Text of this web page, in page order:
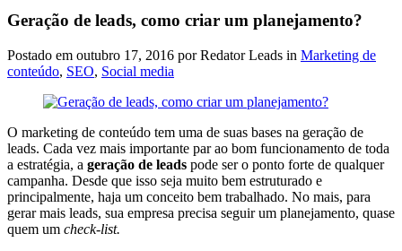
Geração de leads, como criar um planejamento?
Postado em outubro 17, 2016 por Redator Leads in Marketing de
conteúdo, SEO, Social media
O marketing de conteúdo tem uma de suas bases na geração de
leads. Cada vez mais importante par ao bom funcionamento de toda
a estratégia, a geração de leads pode ser o ponto forte de qualquer
campanha. Desde que isso seja muito bem estruturado e
principalmente, haja um conceito bem trabalhado. No mais, para
gerar mais leads, sua empresa precisa seguir um planejamento, quase
quem um check-list.